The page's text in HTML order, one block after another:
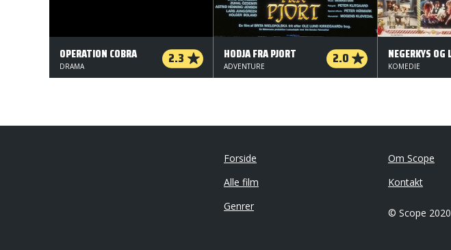
OPERATION COBRA 2.3
DRAMA
HODJA FRA PJORT 2.0
ADVENTURE KOMEDIE
Forside
Alle film
Genrer
Om Scope
Kontakt
© Scope 2020